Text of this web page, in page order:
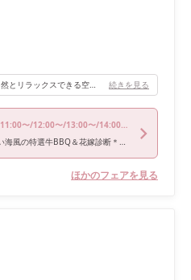
パーティ会場も開放感が抜群で、自然とリラックスできる空間です。私たち自ら乾杯しに行き、ほとんどソファには座らず、みんなでお喋りを楽しみました。お肉を焼きながらの自由さがとにかく最高です！ お色直し後は、おジャ魔女どれみの曲で入場しました。歌ったり、合いの手を入れてもらったり、ジャンプしている人もいたり、一番の盛り上がりでした！ 続きを見る
11:00〜/12:00〜/13:00〜/14:00〜/15:00〜/16:00〜/17:00〜
＼体験夏フェス／涼しい海風の特選牛BBQ＆花嫁診断＊来館1.5万円券付
ほかのフェアを見る